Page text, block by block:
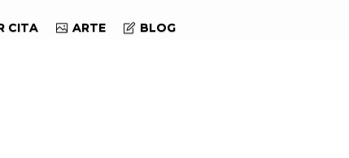
CITA ARTE BLOG